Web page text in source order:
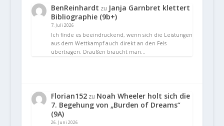
BenReinhardt zu Janja Garnbret klettert
Bibliographie (9b+)
7. Juli 2026
Ich finde es beeindruckend, wenn sich die Leistungen
aus dem Wettkampf auch direkt an den Fels
übertragen. Draußen braucht man…
Florian152zu Noah Wheeler holt sich die
7. Begehung von „Burden of Dreams“
(9A)
26. Juni 2026